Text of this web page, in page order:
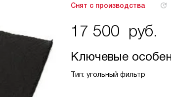
Снят с производства
17 500 руб.
Ключевые
Тип: угольный фильтр